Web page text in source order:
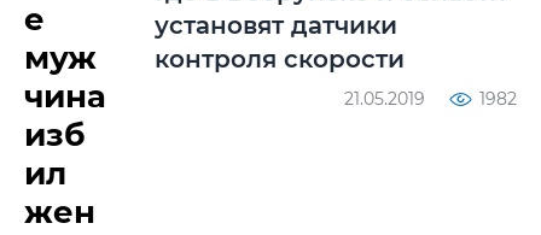
е
муж
чина
изб
ил
жен
установят датчики
контроля скорости
21.05.2019 1982